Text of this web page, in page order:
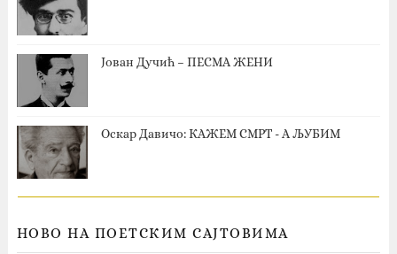
Јован Дучић – ПЕСМА ЖЕНИ
Оскар Давичо‎: КАЖЕМ СМРТ - А ЉУБИМ
НОВО НА ПОЕТСКИМ САЈТОВИМА